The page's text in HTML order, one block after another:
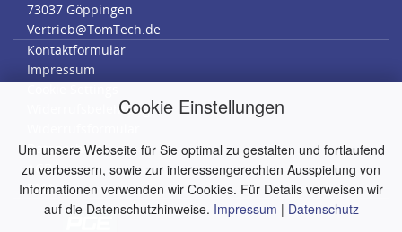
Cookie Einstellungen
Um unsere Webseite für Sie optimal zu gestalten und fortlaufend
zu verbessern, sowie zur interessengerechten Ausspielung von
Informationen verwenden wir Cookies. Für Details verweisen wir
auf die Datenschutzhinweise. Impressum | Datenschutz
73037 Göppingen
Vertrieb@TomTech.de
Kontaktformular
Impressum
Widerrufsbelehrung
Datenschutz
AGB
RMA